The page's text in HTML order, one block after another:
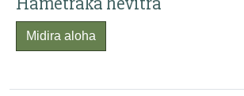
Midira aloha